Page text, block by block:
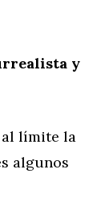
y
al límite la
algunos